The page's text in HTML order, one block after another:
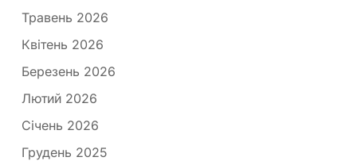
Травень 2026
Квітень 2026
Березень 2026
Лютий 2026
Січень 2026
Грудень 2025